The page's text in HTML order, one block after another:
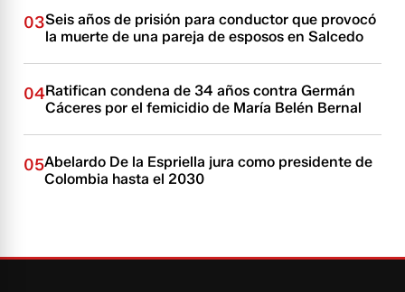
03Seis años de prisión para conductor que provocó
la muerte de una pareja de esposos en Salcedo
04Ratifican condena de 34 años contra Germán
Cáceres por el femicidio de María Belén Bernal
05Abelardo De la Espriella jura como presidente de
Colombia hasta el 2030